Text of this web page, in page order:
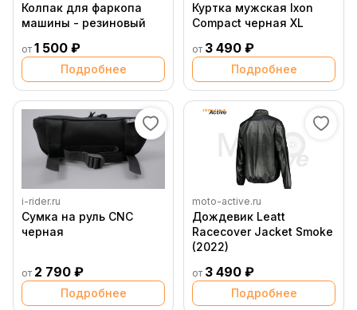
Колпак для фаркопа
машины - резиновый
от 1 500 ₽
Подробнее
Куртка мужская Ixon
Compact черная XL
от 3 490 ₽
Подробнее
i-rider.ru
Сумка на руль CNC
черная
от 2 790 ₽
Подробнее
moto-active.ru
Дождевик Leatt
Racecover Jacket Smoke
(2022)
от 3 490 ₽
Подробнее